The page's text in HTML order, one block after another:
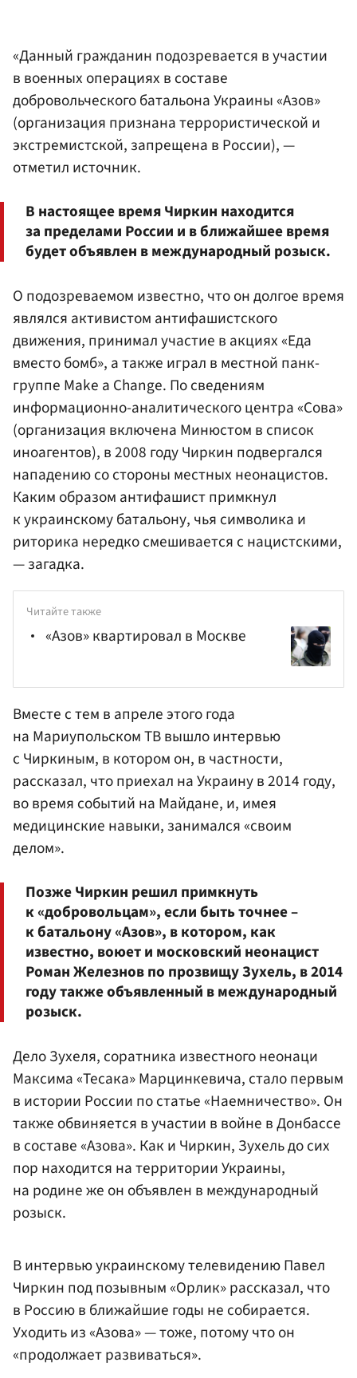
«Данный гражданин подозревается в участии
в военных операциях в составе
добровольческого батальона Украины «Азов»
(организация признана террористической и
экстремистской, запрещена в России), —
отметил источник.
В настоящее время Чиркин находится
за пределами России и в ближайшее время
будет объявлен в международный розыск.
О подозреваемом известно, что он долгое время
являлся активистом антифашистского
движения, принимал участие в акциях «Еда
вместо бомб», а также играл в местной панк-
группе Make a Change. По сведениям
информационно-аналитического центра «Сова»
(организация включена Минюстом в список
иноагентов), в 2008 году Чиркин подвергался
нападению со стороны местных неонацистов.
Каким образом антифашист примкнул
к украинскому батальону, чья символика и
риторика нередко смешивается с нацистскими,
— загадка.
Читайте также
«Азов» квартировал в Москве
Вместе с тем в апреле этого года
на Мариупольском ТВ вышло интервью
с Чиркиным, в котором он, в частности,
рассказал, что приехал на Украину в 2014 году,
во время событий на Майдане, и, имея
медицинские навыки, занимался «своим
делом».
Позже Чиркин решил примкнуть
к «добровольцам», если быть точнее –
к батальону «Азов», в котором, как
известно, воюет и московский неонацист
Роман Железнов по прозвищу Зухель, в 2014
году также объявленный в международный
розыск.
Дело Зухеля, соратника известного неонаци
Максима «Тесака» Марцинкевича, стало первым
в истории России по статье «Наемничество». Он
также обвиняется в участии в войне в Донбассе
в составе «Азова». Как и Чиркин, Зухель до сих
пор находится на территории Украины,
на родине же он объявлен в международный
розыск.
В интервью украинскому телевидению Павел
Чиркин под позывным «Орлик» рассказал, что
в Россию в ближайшие годы не собирается.
Уходить из «Азова» — тоже, потому что он
«продолжает развиваться».